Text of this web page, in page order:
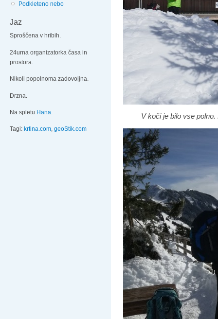
Podkleteno nebo
Jaz
Sproščena v hribih.
24urna organizatorka časa in
prostora.
Nikoli popolnoma zadovoljna.
Drzna.
Na spletu Hana.
Tagi: krtina.com, geoStik.com
V koči je bilo vse